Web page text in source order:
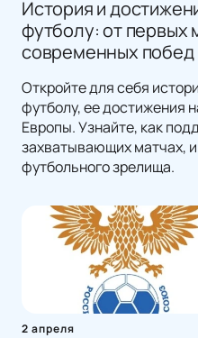
История и
футболу: от первых
современных побед
Откройте для себя
футболу, ее достижения
Европы. Узнайте, как
захватывающих матчах,
футбольного зрелища.
2 апреля